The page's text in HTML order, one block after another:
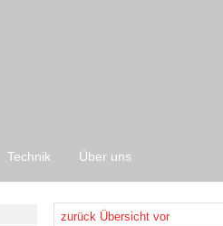
Technik Über uns
zurück Übersicht vor